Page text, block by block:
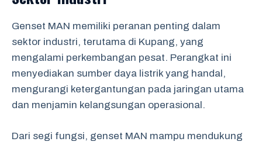
Genset MAN memiliki peranan penting dalam
sektor industri, terutama di Kupang, yang
mengalami perkembangan pesat. Perangkat ini
menyediakan sumber daya listrik yang handal,
mengurangi ketergantungan pada jaringan utama
dan menjamin kelangsungan operasional.
Dari segi fungsi, genset MAN mampu mendukung